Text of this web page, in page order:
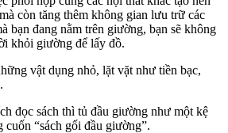
còn tăng thêm không gian lưu trữ các
bạn đang nằm trên giường, bạn sẽ không
khỏi giường để lấy đồ.
vật dụng nhỏ, lặt vặt như tiền bạc,
đọc sách thì tủ đầu giường như một kệ
cuốn “sách gối đầu giường”.